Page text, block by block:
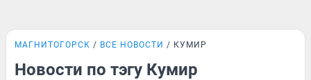
МАГНИТОГОРСК ВСЕ НОВОСТИ КУМИР
Новости по тэгу Кумир